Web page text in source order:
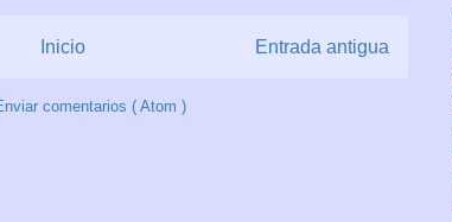
Entrada antigua
Inicio
comentarios ( Atom )